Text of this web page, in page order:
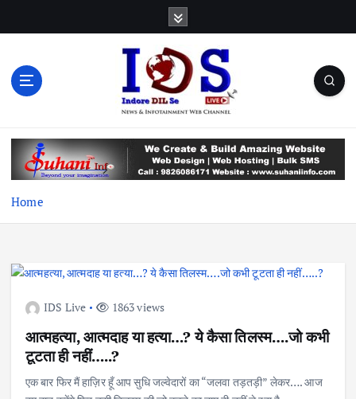
t
Home
IDS Live 1863 views
आत्महत्या, आत्मदाह या हत्या…? ये कैसा तिलस्म….जो कभी
टूटता ही नहीं…..?
एक बार फिर मैं हाज़िर हूँ आप सुधि जल्वेदारों का “जलवा तड़तड़ी” लेकर…. आज